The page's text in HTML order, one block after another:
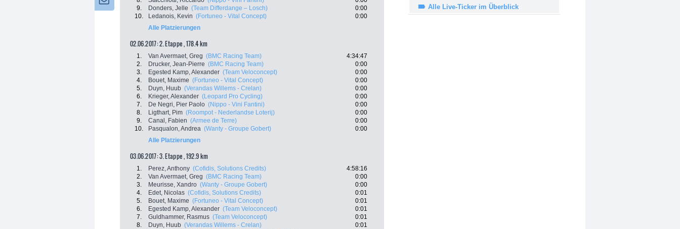
9.
Donders, Jelle (Team Differdange – Losch)
0:00
10.
Ledanois, Kevin (Fortuneo - Vital Concept)
0:00
Alle Platzierungen
02.06.2017: 2. Etappe , 178.4 km
1. Van Avermaet, Greg (BMC Racing Team)
4:34:47
2.
Drucker, Jean-Pierre (BMC Racing Team)
0:00
3.
Egested Kamp, Alexander (Team Veloconcept)
0:00
4.
Bouet, Maxime (Fortuneo - Vital Concept)
0:00
5.
Duyn, Huub (Verandas Willems - Crelan)
0:00
6.
Krieger, Alexander (Leopard Pro Cycling)
0:00
7.
De Negri, Pier Paolo (Nippo - Vini Fantini)
0:00
8.
Ligthart, Pim (Roompot - Nederlandse Loterij)
0:00
9.
Canal, Fabien (Armee de Terre)
0:00
10.
Pasqualon, Andrea (Wanty - Groupe Gobert)
0:00
Alle Platzierungen
03.06.2017: 3. Etappe , 192.9 km
1. Perez, Anthony (Cofidis, Solutions Credits)
4:58:16
2.
Van Avermaet, Greg (BMC Racing Team)
0:00
3.
Meurisse, Xandro (Wanty - Groupe Gobert)
0:00
4.
Edet, Nicolas (Cofidis, Solutions Credits)
0:01
5.
Bouet, Maxime (Fortuneo - Vital Concept)
0:01
6.
Egested Kamp, Alexander (Team Veloconcept)
0:01
7.
Guldhammer, Rasmus (Team Veloconcept)
0:01
8.
Duyn, Huub (Verandas Willems - Crelan)
0:01
Alle Live-Ticker im Überblick